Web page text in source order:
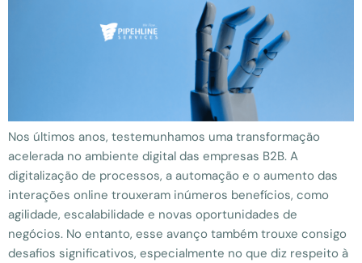
Nos últimos anos, testemunhamos uma transformação
acelerada no ambiente digital das empresas B2B. A
digitalização de processos, a automação e o aumento das
interações online trouxeram inúmeros benefícios, como
agilidade, escalabilidade e novas oportunidades de
negócios. No entanto, esse avanço também trouxe consigo
desafios significativos, especialmente no que diz respeito à